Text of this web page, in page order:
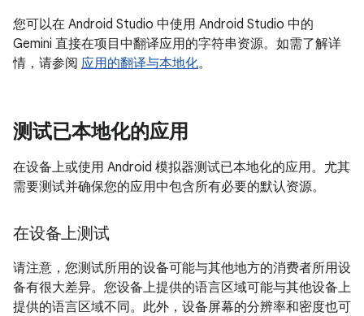
您可以在 Android Studio 中使用 Android Studio 中的
Gemini 直接在项目中翻译应用的字符串资源。如需了解详
情，请参阅 应用的翻译与本地化。
测试已本地化的应用
在设备上或使用 Android 模拟器测试已本地化的应用。尤其
需要测试并确保您的应用中包含所有必要的默认资源。
在设备上测试
请注意，您测试所用的设备可能与其他地方的消费者所用设
备有很大差异。您设备上提供的语言区域可能与其他设备上
提供的语言区域不同。此外，设备屏幕的分辨率和密度也可